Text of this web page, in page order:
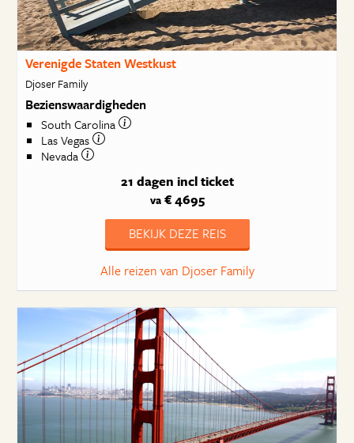
Verenigde Staten Westkust
Djoser Family
Bezienswaardigheden
South Carolina
Las Vegas
Nevada
21 dagen incl ticket
va€ 4695
BEKIJK DEZE REIS
Alle reizen van Djoser Family